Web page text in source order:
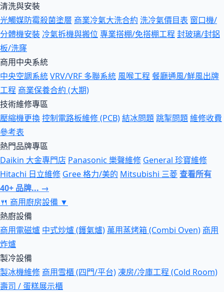
清洗與安裝
光觸媒防霉殺菌塗層 商業冷氣大洗合約 洗冷氣價目表 窗口機/
分體機安裝 冷氣拆機與搬位 專業搭棚/免搭棚工程 封玻璃/封鋁
板/洗窿
商用中央系統
中央空調系統VRV/VRF 多聯系統 風喉工程 餐廳通風/鮮風出牌
工程 商業保養合約 (大期)
技術維修專區
壓縮機更換控制電路板維修 (PCB)結冰問題跳掣問題維修收費
參考表
熱門品牌專區
Daikin 大金專門店 Panasonic 樂聲維修 General 珍寶維修
Hitachi 日立維修 Gree 格力/美的 Mitsubishi 三菱查看所有
40+ 品牌... →
🍴 商用廚房設備 ▼
熱廚設備
商用電磁爐 中式炒爐 (鑊氣爐) 萬用蒸烤箱 (Combi Oven) 商用
炸爐
製冷設備
製冰機維修 商用雪櫃 (四門/平台)凍房/冷庫工程 (Cold Room)
壽司 / 蛋糕展示櫃